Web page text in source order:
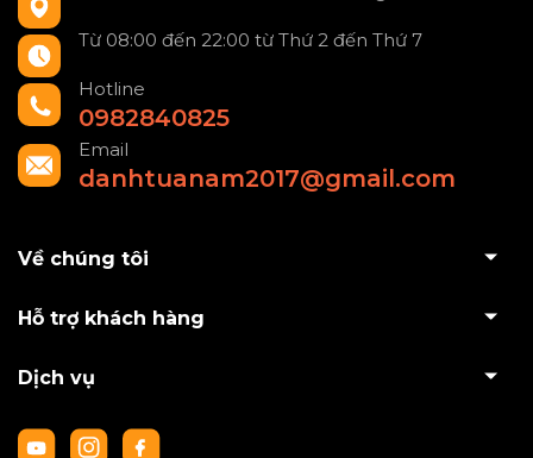
Từ 08:00 đến 22:00 từ Thứ 2 đến Thứ 7
Hotline
0982840825
Email
danhtuanam2017@gmail.com
Về chúng tôi
Hỗ trợ khách hàng
Dịch vụ